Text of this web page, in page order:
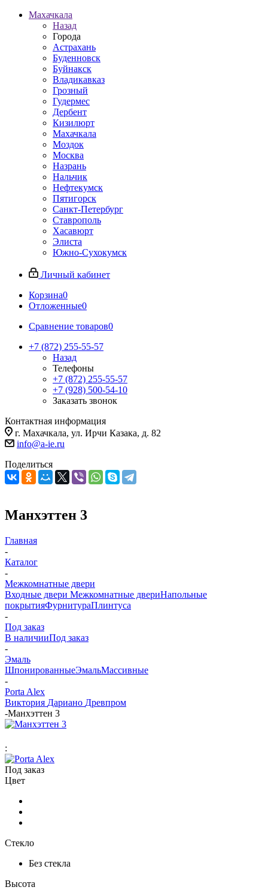
Махачкала
Назад
Города
Астрахань
Буденновск
Буйнакск
Владикавказ
Грозный
Гудермес
Дербент
Кизилюрт
Махачкала
Моздок
Москва
Назрань
Нальчик
Нефтекумск
Пятигорск
Санкт-Петербург
Ставрополь
Хасавюрт
Элиста
Южно-Сухокумск
Личный кабинет
Корзина0
Отложенные0
Сравнение товаров0
+7 (872) 255-55-57
Назад
Телефоны
+7 (872) 255-55-57
+7 (928) 500-54-10
Заказать звонок
Контактная информация
г. Махачкала, ул. Ирчи Казака, д. 82
info@a-ie.ru
Поделиться
Манхэттен 3
Главная
-
Каталог
-
Межкомнатные двери
Входные двери Межкомнатные двериНапольные
покрытияФурнитураПлинтуса
-
Под заказ
В наличииПод заказ
-
Эмаль
ШпонированныеЭмальМассивные
-
Porta Alex
Виктория Дариано Древпром
-Манхэттен 3
:
Под заказ
Цвет
Стекло
Без стекла
Высота